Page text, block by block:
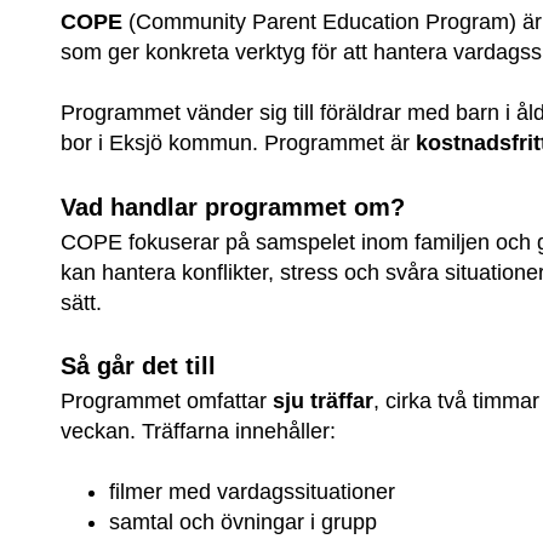
COPE (Community Parent Education Program)
som ger konkreta verktyg för att hantera
Programmet vänder sig till föräldrar med barn i
bor i Eksjö kommun. Programmet är
Vad handlar programmet om?
COPE fokuserar på samspelet inom familjen och
kan hantera konflikter, stress och svåra
sätt.
Så går det till
Programmet omfattar sju träffar, cirka två
veckan. Träffarna innehåller:
filmer med vardagssituationer
samtal och övningar i grupp